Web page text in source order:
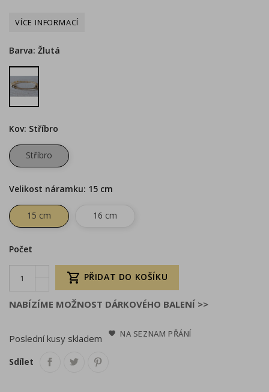
Barva: Žlutá
Žlutá
Kov: Stříbro
Stříbro
Velikost náramku: 15 cm
15 cm 16 cm
Počet
 PŘIDAT DO KOŠÍKU
NABÍZÍME MOŽNOST DÁRKOVÉHO BALENÍ >>
Poslední kusy skladem NA SEZNAM PŘÁNÍ
Sdílet